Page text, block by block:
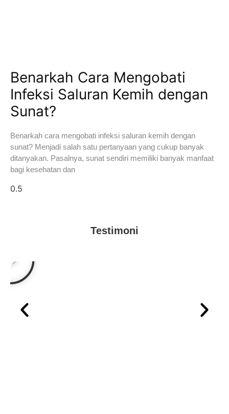
Benarkah Cara Mengobati
Infeksi Saluran Kemih dengan
Sunat?
Benarkah cara mengobati infeksi saluran kemih dengan
sunat? Menjadi salah satu pertanyaan yang cukup banyak
ditanyakan. Pasalnya, sunat sendiri memiliki banyak manfaat
bagi kesehatan dan
Testimoni